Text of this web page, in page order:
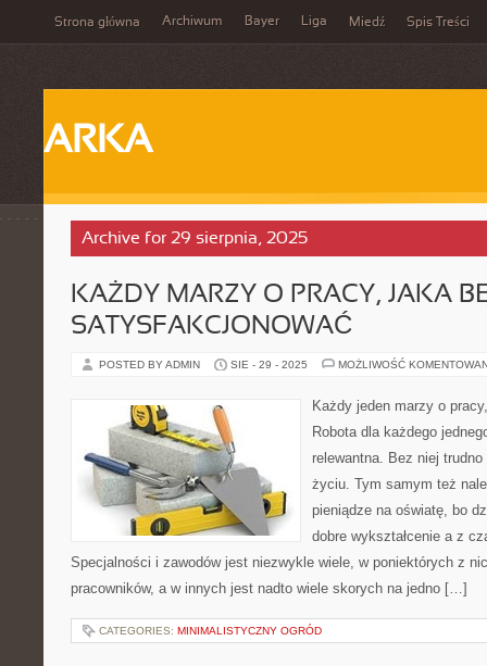
Strona główna Archiwum Bayer Liga Miedź Spis Treści
ARKA
Archive for 29 sierpnia, 2025
KAŻDY MARZY O PRACY, JAKA
SATYSFAKCJONOWAĆ
POSTED BY ADMIN SIE - 29 - 2025 MOŻLIWOŚĆ
Każdy jeden marzy o
Robota dla każdego
relewantna. Bez niej
życiu. Tym samym też
pieniądze na oświatę, bo
dobre wykształcenie a z
Specjalności i zawodów jest niezwykle wiele, w poniektórych z
pracowników, a w innych jest nadto wiele skorych na jedno […]
CATEGORIES: MINIMALISTYCZNY OGRÓD